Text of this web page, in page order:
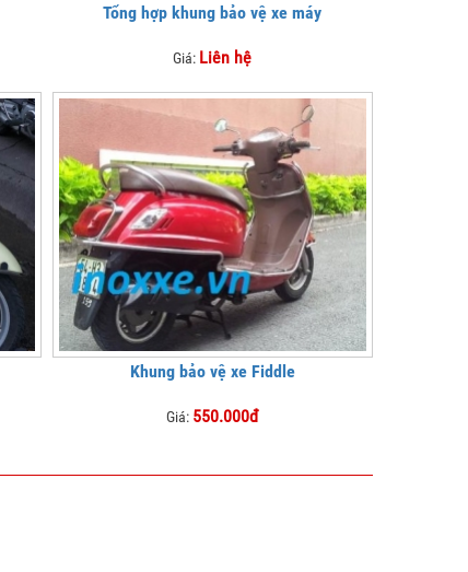
Tổng hợp khung bảo vệ xe máy
Giá: Liên hệ
Khung bảo vệ xe Fiddle
Giá: 550.000đ